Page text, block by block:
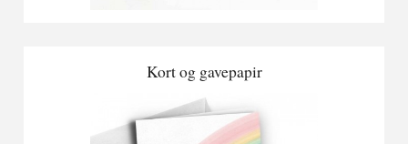
Kort og gavepapir